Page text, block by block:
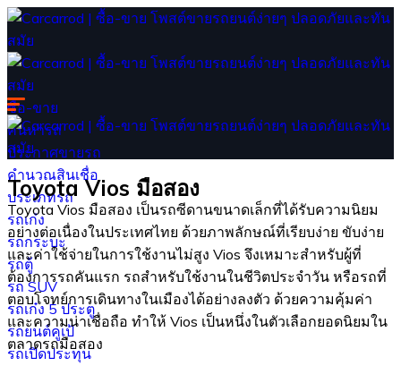
ซื้อ-ขาย
ค้นหารถ
ประกาศขายรถ
คำนวณสินเชื่อ
ประเภทรถ
รถเก๋ง
รถกระบะ
รถตู้
รถ SUV
รถเก๋ง 5 ประตู
รถยนต์คูเป้
รถเปิดประทุน
Toyota Vios มือสอง
Toyota Vios มือสอง เป็นรถซีดานขนาดเล็กที่ได้รับความนิยม
อย่างต่อเนื่องในประเทศไทย ด้วยภาพลักษณ์ที่เรียบง่าย ขับง่าย
และค่าใช้จ่ายในการใช้งานไม่สูง Vios จึงเหมาะสำหรับผู้ที่
ต้องการรถคันแรก รถสำหรับใช้งานในชีวิตประจำวัน หรือรถที่
ตอบโจทย์การเดินทางในเมืองได้อย่างลงตัว ด้วยความคุ้มค่า
และความน่าเชื่อถือ ทำให้ Vios เป็นหนึ่งในตัวเลือกยอดนิยมใน
ตลาดรถมือสอง